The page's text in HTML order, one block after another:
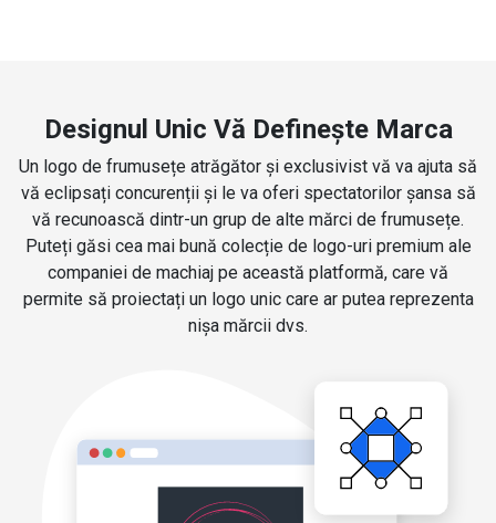
Designul Unic Vă Definește Marca
Un logo de frumusețe atrăgător și exclusivist vă va ajuta să
vă eclipsați concurenții și le va oferi spectatorilor șansa să
vă recunoască dintr-un grup de alte mărci de frumusețe.
Puteți găsi cea mai bună colecție de logo-uri premium ale
companiei de machiaj pe această platformă, care vă
permite să proiectați un logo unic care ar putea reprezenta
nișa mărcii dvs.